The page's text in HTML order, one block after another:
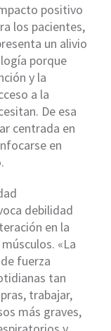
positivo
los pacientes,
un alivio
porque
y la
a la
De esa
centrada en
en
debilidad
en la
«La
fuerza
tan
trabajar,
más graves,